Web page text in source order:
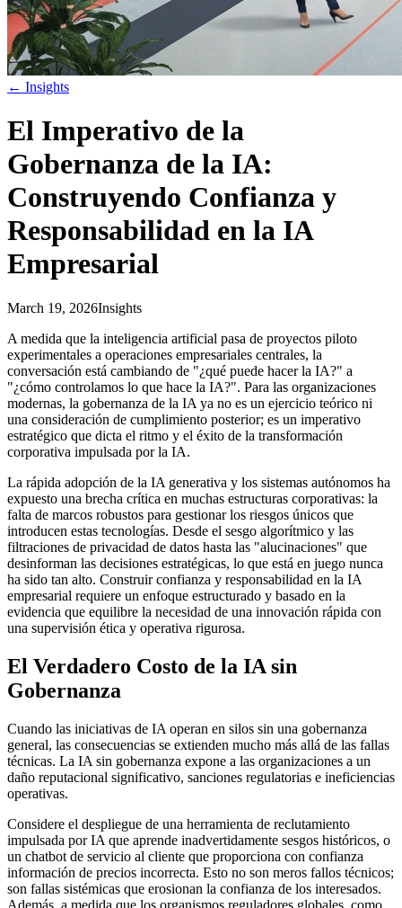
← Insights
El Imperativo de la
Gobernanza de la IA:
Construyendo Confianza y
Responsabilidad en la IA
Empresarial
March 19, 2026Insights
A medida que la inteligencia artificial pasa de proyectos piloto
experimentales a operaciones empresariales centrales, la
conversación está cambiando de "¿qué puede hacer la IA?" a
"¿cómo controlamos lo que hace la IA?". Para las organizaciones
modernas, la gobernanza de la IA ya no es un ejercicio teórico ni
una consideración de cumplimiento posterior; es un imperativo
estratégico que dicta el ritmo y el éxito de la transformación
corporativa impulsada por la IA.
La rápida adopción de la IA generativa y los sistemas autónomos ha
expuesto una brecha crítica en muchas estructuras corporativas: la
falta de marcos robustos para gestionar los riesgos únicos que
introducen estas tecnologías. Desde el sesgo algorítmico y las
filtraciones de privacidad de datos hasta las "alucinaciones" que
desinforman las decisiones estratégicas, lo que está en juego nunca
ha sido tan alto. Construir confianza y responsabilidad en la IA
empresarial requiere un enfoque estructurado y basado en la
evidencia que equilibre la necesidad de una innovación rápida con
una supervisión ética y operativa rigurosa.
El Verdadero Costo de la IA sin
Gobernanza
Cuando las iniciativas de IA operan en silos sin una gobernanza
general, las consecuencias se extienden mucho más allá de las fallas
técnicas. La IA sin gobernanza expone a las organizaciones a un
daño reputacional significativo, sanciones regulatorias e ineficiencias
operativas.
Considere el despliegue de una herramienta de reclutamiento
impulsada por IA que aprende inadvertidamente sesgos históricos, o
un chatbot de servicio al cliente que proporciona con confianza
información de precios incorrecta. Esto no son meros fallos técnicos;
son fallas sistémicas que erosionan la confianza de los interesados.
Además, a medida que los organismos reguladores globales, como